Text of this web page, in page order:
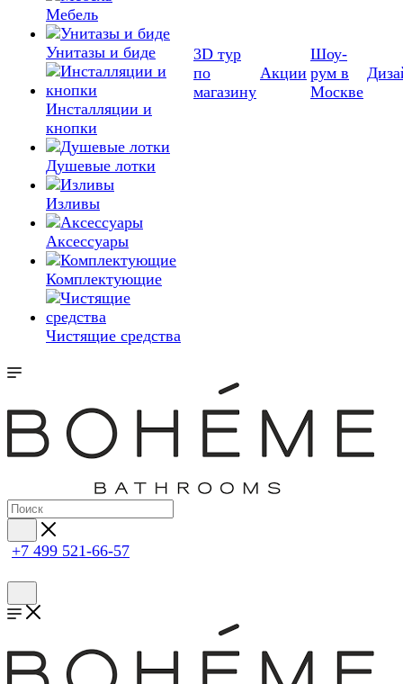
Мебель
Унитазы и биде
Инсталляции и
кнопки
Душевые лотки
Изливы
Аксессуары
Комплектующие
Чистящие средства
3D тур
по
магазину
Акции
Шоу-
рум в
Москве
+7 499 521-66-57